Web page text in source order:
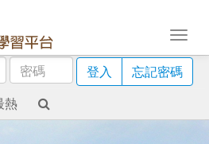
密
碼
登入
忘記密碼
熱